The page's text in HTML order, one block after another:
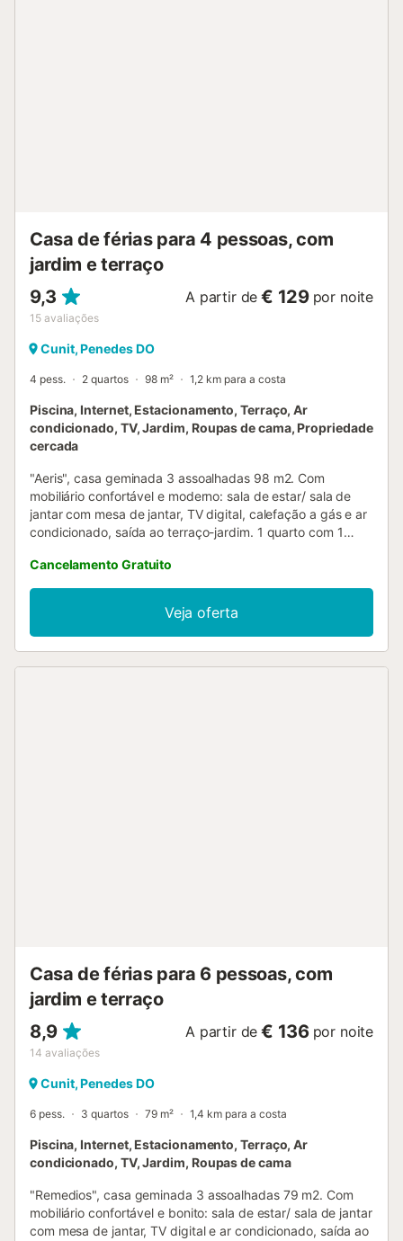
Casa de férias para 4 pessoas, com
jardim e terraço
9,3
15 avaliações
A partir de € 129 por noite
Cunit, Penedes DO
4 pess. 2 quartos 98 m² 1,2 km para a costa
Piscina, Internet, Estacionamento, Terraço, Ar
condicionado, TV, Jardim, Roupas de cama, Propriedade
cercada
"Aeris", casa geminada 3 assoalhadas 98 m2. Com
mobiliário confortável e moderno: sala de estar/ sala de
jantar com mesa de jantar, TV digital, calefação a gás e ar
condicionado, saída ao terraço-jardim. 1 quarto com 1
calefação a gás. 1 quarto com 2 camas (90 cm, 190 cm de
comprimento). Cozinha aberta (forno, Máquina de lavar
loiçã 4 placas de vitrocerâmica, microondas).
Duche/bidê/WC. Terraço-jardim. Móveis de terraço,
churrasqueira. O alojamento dispõe de: máquina de lavar a
Cancelamento Gratuito
Veja oferta
Casa de férias para 6 pessoas, com
jardim e terraço
8,9
14 avaliações
A partir de € 136 por noite
Cunit, Penedes DO
6 pess. 3 quartos 79 m² 1,4 km para a costa
Piscina, Internet, Estacionamento, Terraço, Ar
condicionado, TV, Jardim, Roupas de cama
"Remedios", casa geminada 3 assoalhadas 79 m2. Com
mobiliário confortável e bonito: sala de estar/ sala de jantar
com mesa de jantar, TV digital e ar condicionado, saída ao